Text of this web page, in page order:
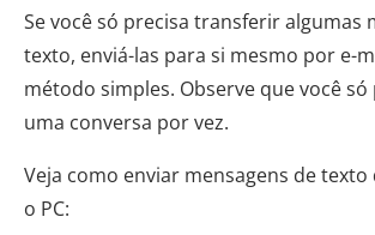
Se você só precisa transferir algumas
texto, enviá-las para si mesmo por e-
método simples. Observe que você
uma conversa por vez.
Veja como enviar mensagens de
o PC: